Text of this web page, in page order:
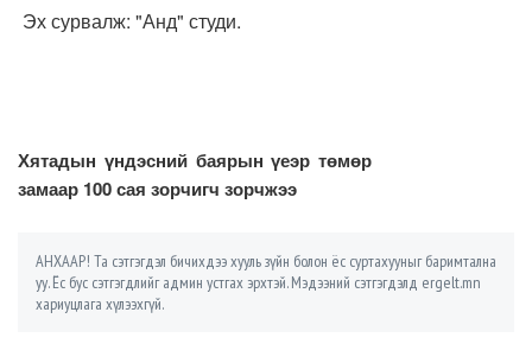
Эх сурвалж: "Анд" студи.
Хятадын үндэсний баярын үеэр төмөр
замаар 100 сая зорчигч зорчжээ
АНХААР! Та сэтгэгдэл бичихдээ хууль зүйн болон ёс суртахууныг баримтална
уу. Ёс бус сэтгэгдлийг админ устгах эрхтэй. Мэдээний сэтгэгдэлд ergelt.mn
хариуцлага хүлээхгүй.